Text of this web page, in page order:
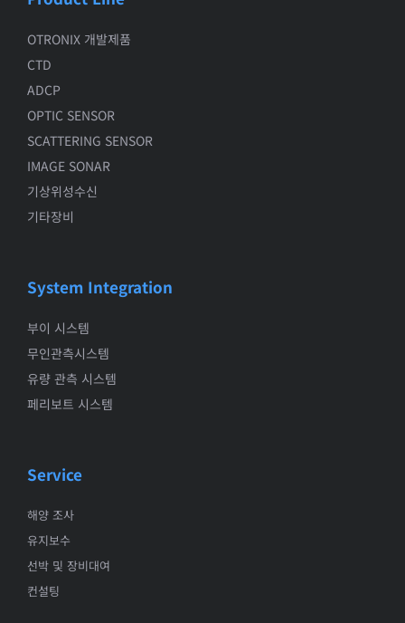
OTRONIX 개발제품
CTD
ADCP
OPTIC SENSOR
SCATTERING SENSOR
IMAGE SONAR
기상위성수신
기타장비
System Integration
부이 시스템
무인관측시스템
유량 관측 시스템
페리보트 시스템
Service
해양 조사
유지보수
선박 및 장비대여
컨설팅